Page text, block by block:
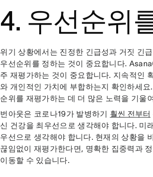
4. 우선순위
위기 상황에서는 진정한 긴급성과 거짓 긴
우선순위를 정하는 것이 중요합니다.
주 재평가하는 것이 중요합니다. 지속적인
와 개인적인 가치에 부합하는지 확인하세
순위를 재평가하는 데 더 많은 노력을 기울
번아웃은 코로나19가 발병하기 훨씬 전부터
신 건강을 최우선으로 생각해야 합니다. 미
우선으로 생각해야 합니다. 현재의 상황을
끊임없이 재평가한다면, 명확한 집중력과
이동할 수 있습니다.